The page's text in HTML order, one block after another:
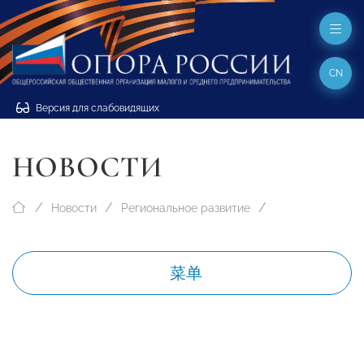
Версия для слабовидящих
CN
НОВОСТИ
Новости Региональное развитие
菜单